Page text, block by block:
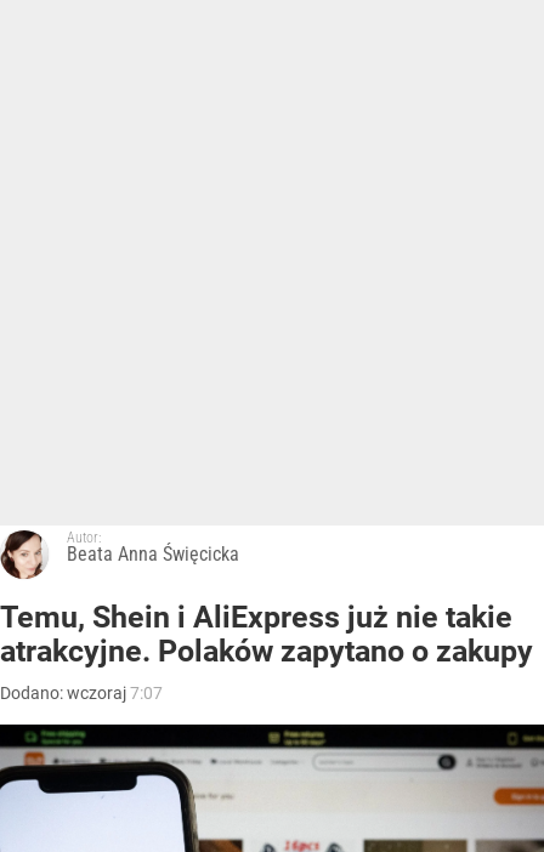
Autor:
Beata Anna Święcicka
Temu, Shein i AliExpress już nie takie
atrakcyjne. Polaków zapytano o zakupy
Dodano:wczoraj7:07